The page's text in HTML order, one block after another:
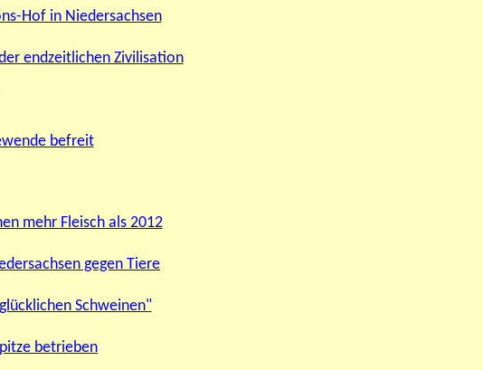
Hof in Niedersachsen
endzeitlichen Zivilisation
befreit
mehr Fleisch als 2012
gegen Tiere
Schweinen"
betrieben